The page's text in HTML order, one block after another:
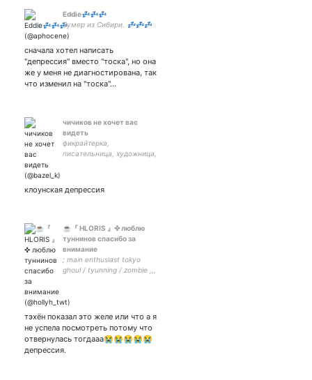
Eddie💤💤💤
Зумер из Сибири. 💤💤💤
сначала хотел написать
"депрессия" вместо "тоска", но она
же у меня не диагностирована, так
что изменил на "тоска"…
чичиков не хочет вас
видеть
фикрайтерка,
писательница, художница,
клоунская депрессия
☕『 HLORIS 』✜ люблю
туннинов спасибо за
внимание
; main enthusiast tokyo
ghoul / tyunning / zombie ,,,
тэхён показал это желе или что а я
не успела посмотреть потому что
отвернулась тогдааа😭😭😭😭😭
депрессия.